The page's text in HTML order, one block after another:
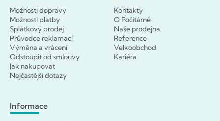
Možnosti dopravy
Možnosti platby
Splátkový prodej
Průvodce reklamací
Výměna a vrácení
Odstoupit od smlouvy
Jak nakupovat
Nejčastější dotazy
Kontakty
O Počítárně
Naše prodejna
Reference
Velkoobchod
Kariéra
Informace